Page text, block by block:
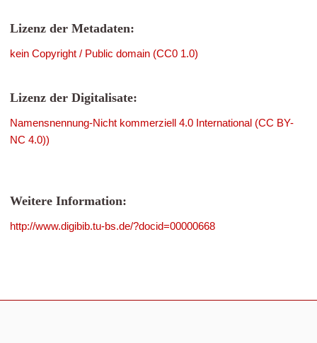
Lizenz der Metadaten:
kein Copyright / Public domain (CC0 1.0)
Lizenz der Digitalisate:
Namensnennung-Nicht kommerziell 4.0 International (CC BY-
NC 4.0))
Weitere Information:
http://www.digibib.tu-bs.de/?docid=00000668